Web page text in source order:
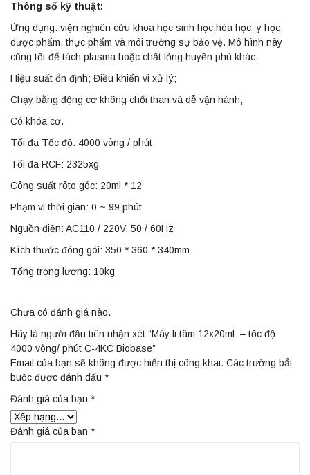
Thông số kỹ thuật:
Ứng dụng: viện nghiên cứu khoa học sinh học,hóa học, y học,
dược phẩm, thực phẩm và môi trường sự bảo vệ. Mô hình này
cũng tốt để tách plasma hoặc chất lỏng huyền phù khác.
Hiệu suất ổn định; Điều khiển vi xử lý;
Chạy bằng động cơ không chổi than và dễ vận hành;
Có khóa cơ.
Tối đa Tốc độ: 4000 vòng / phút
Tối đa RCF: 2325xg
Công suất rôto góc: 20ml * 12
Phạm vi thời gian: 0 ~ 99 phút
Nguồn điện: AC110 / 220V, 50 / 60Hz
Kích thước đóng gói: 350 * 360 * 340mm
Tổng trọng lượng: 10kg
Chưa có đánh giá nào.
Hãy là người đầu tiên nhận xét “Máy li tâm 12x20ml – tốc độ
4000 vòng/ phút C-4KC Biobase”
Email của bạn sẽ không được hiển thị công khai. Các trường bắt
buộc được đánh dấu *
Đánh giá của bạn *
Đánh giá của bạn *